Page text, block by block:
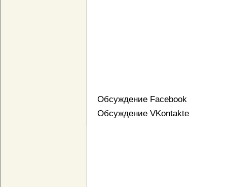
Обсуждение Facebook
Обсуждение VKontakte